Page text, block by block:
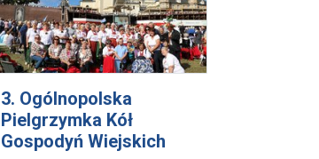
3. Ogólnopolska
Pielgrzymka Kół
Gospodyń Wiejskich